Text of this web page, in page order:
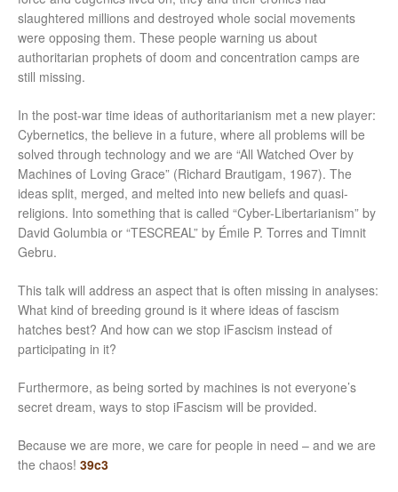
slaughtered millions and destroyed whole social movements
were opposing them. These people warning us about
authoritarian prophets of doom and concentration camps are
still missing.
In the post-war time ideas of authoritarianism met a new player:
Cybernetics, the believe in a future, where all problems will be
solved through technology and we are “All Watched Over by
Machines of Loving Grace” (Richard Brautigam, 1967). The
ideas split, merged, and melted into new beliefs and quasi-
religions. Into something that is called “Cyber-Libertarianism” by
David Golumbia or “TESCREAL” by Émile P. Torres and Timnit
Gebru.
This talk will address an aspect that is often missing in analyses:
What kind of breeding ground is it where ideas of fascism
hatches best? And how can we stop iFascism instead of
participating in it?
Furthermore, as being sorted by machines is not everyone’s
secret dream, ways to stop iFascism will be provided.
Because we are more, we care for people in need – and we are
the chaos! 39c3